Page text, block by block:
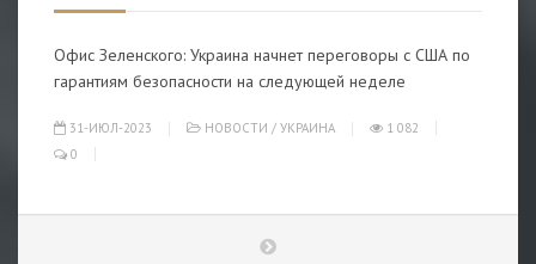
Офис Зеленского: Украина начнет переговоры с США по
гарантиям безопасности на следующей неделе
31-ИЮЛ-2023 НОВОСТИ / УКРАИНА
1 082
0